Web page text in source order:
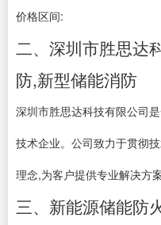
价格区间:
二、深圳市胜思达
防,新型储能消防
深圳市胜思达科技有限公司
技术企业。公司致力于贯彻
理念,为客户提供专业解决方
三、新能源储能防